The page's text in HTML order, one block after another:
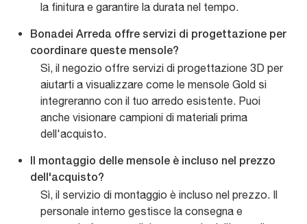
la finitura e garantire la durata nel tempo.
Bonadei Arreda offre servizi di progettazione per
coordinare queste mensole?
Sì, il negozio offre servizi di progettazione 3D per
aiutarti a visualizzare come le mensole Gold si
integreranno con il tuo arredo esistente. Puoi
anche visionare campioni di materiali prima
dell'acquisto.
Il montaggio delle mensole è incluso nel prezzo
dell'acquisto?
Sì, il servizio di montaggio è incluso nel prezzo. Il
personale interno gestisce la consegna e